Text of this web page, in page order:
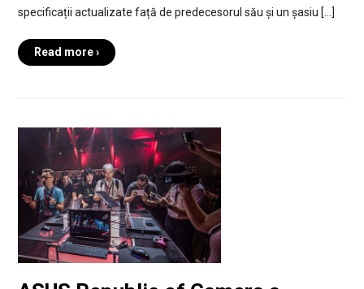
specificații actualizate față de predecesorul său și un șasiu […]
Read more ›